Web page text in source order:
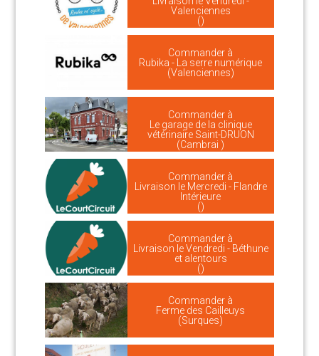
Valenciennes
()
Commander à
Rubika - La serre numérique
(Valenciennes)
Commander à
Le garage de la clinique
vétérinaire Saint-DRUON
(Cambrai )
Commander à
Livraison le Mercredi - Flandre
Intérieure
()
Commander à
Livraison le Vendredi - Béthune
et alentours
()
Commander à
Ferme des Cailleuys
(Surques)